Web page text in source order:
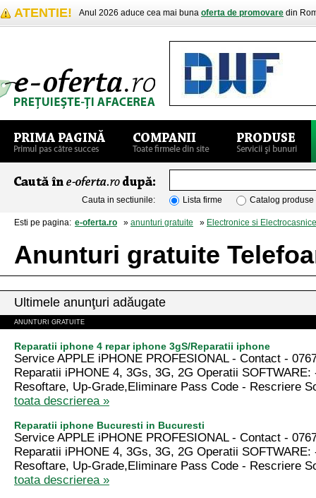
ATENTIE! Anul 2026 aduce cea mai buna oferta de promovare din
Cauta in sectiunile: Lista firme Catalog produse
Esti pe pagina: e-oferta.ro » anunturi gratuite » Electronice si Electrocasnice
Anunturi gratuite
Ultimele anunţuri adăugate
ANUNTURI GRATUITE
Reparatii iphone 4 repar iphone 3gS/Reparatii iphone
Service APPLE iPHONE PROFESIONAL - Contact -
Reparatii iPHONE 4, 3Gs, 3G, 2G Operatii SOFTWARE:
Resoftare, Up-Grade,Eliminare Pass Code - Rescriere
toata descrierea »
Reparatii iphone Bucuresti in Bucuresti
Service APPLE iPHONE PROFESIONAL - Contact -
Reparatii iPHONE 4, 3Gs, 3G, 2G Operatii SOFTWARE:
Resoftare, Up-Grade,Eliminare Pass Code - Rescriere
toata descrierea »